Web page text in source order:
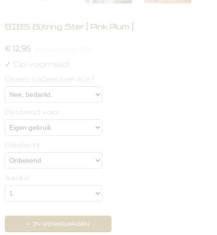
BIBS Bijtring Ster [ Pink Plum ]
€ 12,95
✓ Op voorraad
Gratis cadeauservice?
Bestemd voor
Geslacht
Aantal
IN WINKELWAGEN